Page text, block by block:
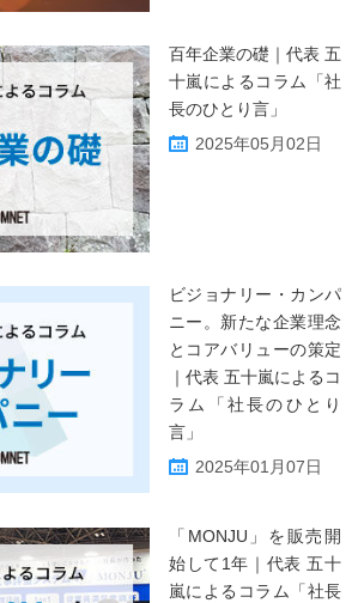
百年企業の礎｜代表 五
十嵐によるコラム「社
長のひとり言」
2025年05月02日
ビジョナリー・カンパ
ニー。新たな企業理念
とコアバリューの策定
｜代表 五十嵐によるコ
ラム「社長のひとり
言」
2025年01月07日
「MONJU」を販売開
始して1年｜代表 五十
嵐によるコラム「社長